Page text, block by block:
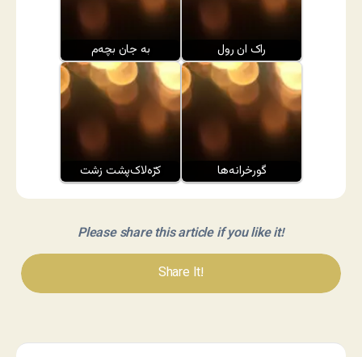
به جان بچه‌م راک ان رول
کرّه‌لاک‌پشت زشت گورخرانه‌ها
Please share this article if you like it!
Share It!